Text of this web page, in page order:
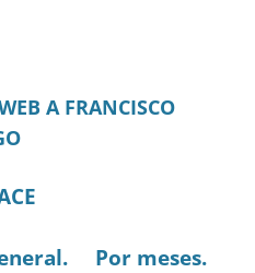
A FRANCISCO
Por meses.